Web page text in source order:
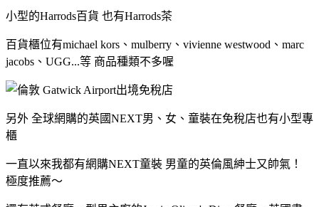
小型的Harrods百貨 也有Harrods茶
百貨櫃位有michael kors、mulberry、vivienne westwood、marc
jacobs、UGG...等 商品種類不多喔
另外 全球網購的英國NEXT男、女、童裝在免稅店也有小型專
櫃
一直以來我都有網購NEXT童裝 男童的英倫風紳士又帥氣！
極度推薦～